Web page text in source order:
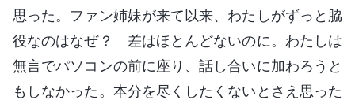
思った。ファン姉妹が来て以来、わたしがずっと脇
役なのはなぜ？ 差はほとんどないのに。わたしは
無言でパソコンの前に座り、話し合いに加わろうと
もしなかった。本分を尽くしたくないとさえ思った